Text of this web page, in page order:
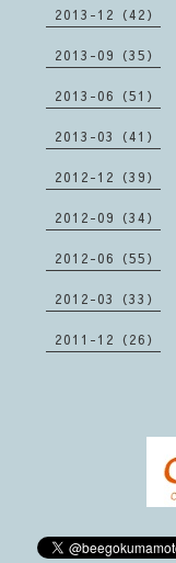
2013-12（42）
2013-09（35）
2013-06（51）
2013-03（41）
2012-12（39）
2012-09（34）
2012-06（55）
2012-03（33）
2011-12（26）